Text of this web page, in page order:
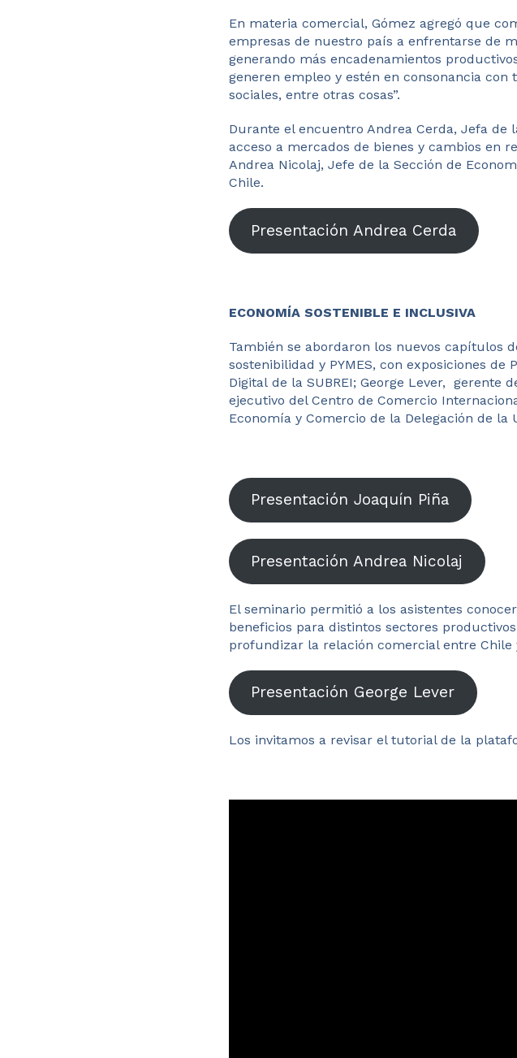
En materia comercial, Gómez agregó que
empresas de nuestro país a enfrentarse de
generando más encadenamientos
generen empleo y estén en consonancia
sociales, entre otras cosas”.
Durante el encuentro Andrea Cerda, Jefa de
acceso a mercados de bienes y cambios en
Andrea Nicolaj, Jefe de la Sección de
Chile.
Presentación Andrea Cerda
ECONOMÍA SOSTENIBLE E INCLUSIVA
También se abordaron los nuevos capítulos
sostenibilidad y PYMES, con exposiciones de
Digital de la SUBREI; George Lever, gerente
ejecutivo del Centro de Comercio
Economía y Comercio de la Delegación de la
Presentación Joaquín Piña
Presentación Andrea Nicolaj
El seminario permitió a los asistentes
beneficios para distintos sectores
profundizar la relación comercial entre Chile
Presentación George Lever
Los invitamos a revisar el tutorial de la